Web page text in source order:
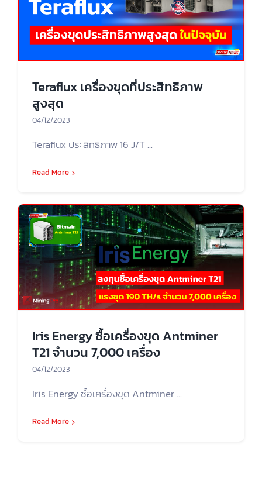
Teraflux เครื่องขุดที่ประสิทธิภาพ
สูงสุด
04/12/2023
Teraflux ประสิทธิภาพ 16 J/T ...
Read More
Iris Energy ซื้อเครื่องขุด Antminer
T21 จำนวน 7,000 เครื่อง
04/12/2023
Iris Energy ซื้อเครื่องขุด Antminer ...
Read More